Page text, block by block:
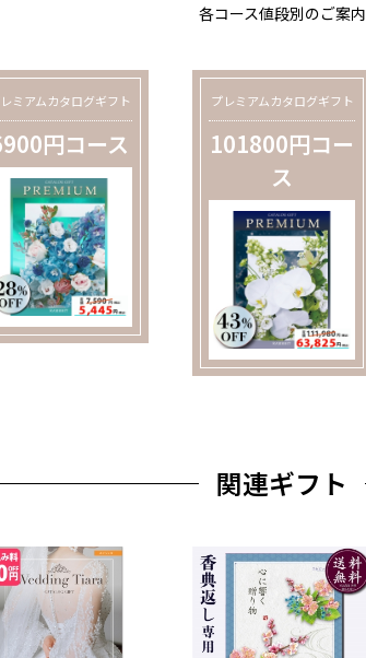
各コース値段別のご案内
ミアムカタログギフト
円コース
プレミアムカタログギフト
101800円コー
ス
関連ギフト